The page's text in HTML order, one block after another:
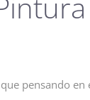
pensando